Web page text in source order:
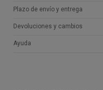
Plazo de envío y entrega
Devoluciones y cambios
Ayuda